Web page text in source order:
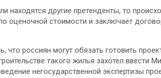
находятся другие претенденты, то
оценочной стоимости и заключает
что россиян могут обязать готовить
такого жилья захотел ввести
негосударственной экспертизы